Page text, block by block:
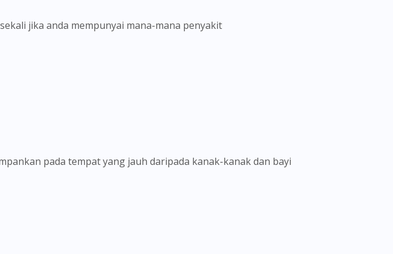
jika anda mempunyai mana-mana penyakit
pada tempat yang jauh daripada kanak-kanak dan bayi